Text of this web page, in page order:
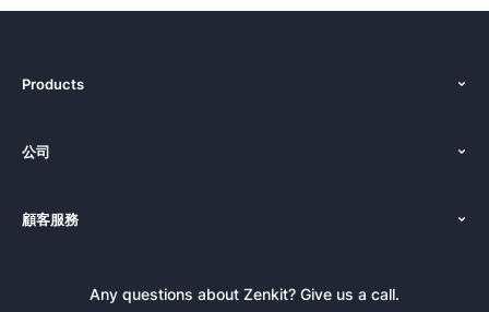
Products
解決方案
公司
新聞發布
新聞素材包
顧客服務
電子報訂閱Any questions about Zenkit? Give us a call.